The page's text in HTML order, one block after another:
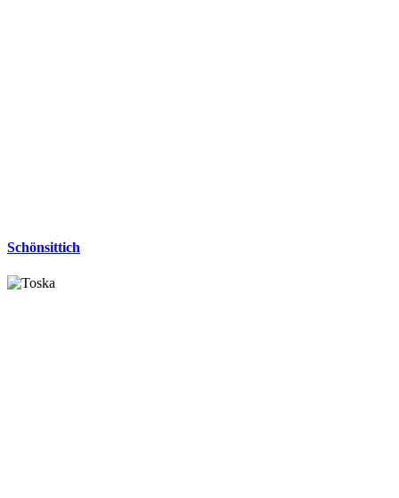
Schönsittich